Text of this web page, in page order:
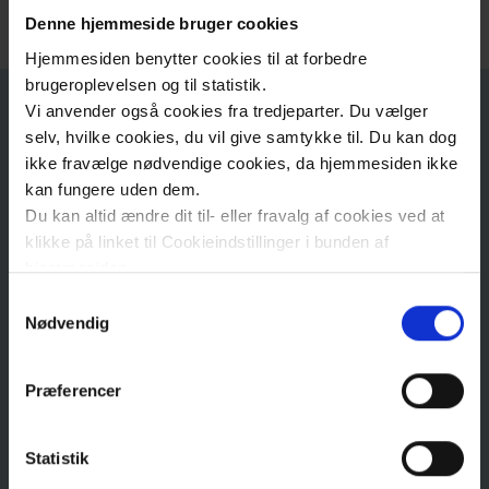
Denne hjemmeside bruger cookies
Hjemmesiden benytter cookies til at forbedre
brugeroplevelsen og til statistik.
Vi anvender også cookies fra tredjeparter. Du vælger
selv, hvilke cookies, du vil give samtykke til. Du kan dog
ikke fravælge nødvendige cookies, da hjemmesiden ikke
kan fungere uden dem.
Du kan altid ændre dit til- eller fravalg af cookies ved at
klikke på linket til Cookieindstillinger i bunden af
hjemmesiden.
Læs mere om brugen af cookies på vores hjemmeside
Læs mere om vores behandling af personoplysninger
her.
Nødvendig
Præferencer
Statistik
Viden fra Patienthåndbogen
på Sundhed.dk